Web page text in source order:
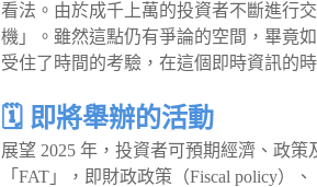
看法。由於成千上萬的投資者不斷進行
機」。雖然這點仍有爭論的空間，畢竟
受住了時間的考驗，在這個即時資訊的
🗓️ 即將舉辦的活動
展望 2025 年，投資者可預期經濟、政
「FAT」，即財政政策（Fiscal policy）